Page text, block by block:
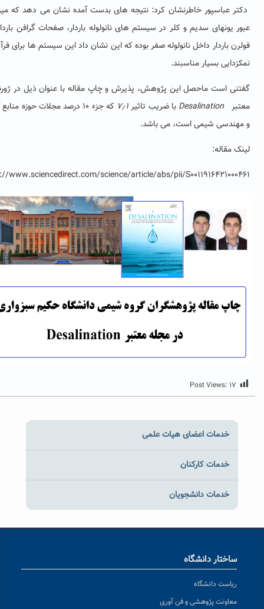
عباسپور خاطرنشان کرد: نتیجه های بدست آمده نشان می دهد که میزان
یونهای سدیم و کلر در سیستم های نانولوله باردار، صفحات گرافن باردار و
باردار داخل نانولوله صفر بوده که این نشان داد این سیستم ها برای فرآیند
بسیار مناسبند.
است ماحصل این پژوهش­، پذیرش و چاپ مقاله با عنوان ذیل در ژورنال
Desalinationبا ضریب تاثیر۷٫۱
که جزء ۱۰ درصد مجلات حوزه منابع آب
شیمی است، می­ باشد.
مقاله:
https://www.sciencedirect.com/science/article/abs/pii/
Post Views:
خدمات اعضای هیات علمی
خدمات کارکنان
خدمات دانشجویان
ساختار دانشگاه
ریاست دانشگاه
معاونت پژوهشی و فن آوری